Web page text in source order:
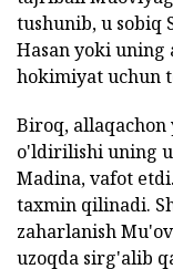
tushunib, u sobiq
Hasan yoki
hokimiyat uchun
Biroq, allaqachon
o'ldirilishi uning
Madina, vafot
taxmin qilinadi.
zaharlanish
uzoqda sirg'alib